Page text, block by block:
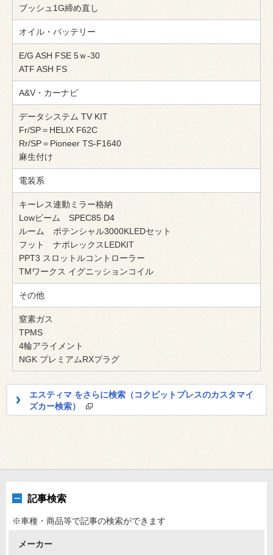
ブッシュ1G締め直し
オイル・バッテリー
E/G ASH FSE 5ｗ-30
ATF ASH FS
A&V・カーナビ
データシステム TV KIT
Fr/SP＝HELIX F62C
Rr/SP＝Pioneer TS-F1640
麻生付け
電装系
キーレス連動ミラー格納
Lowビーム SPEC85 D4
ルーム ポテンシャル3000KLEDセット
フット ナポレックスLEDKIT
PPT3 スロットルコントローラー
TMワークス イグニッションコイル
その他
窒素ガス
TPMS
4輪アライメント
NGK プレミアムRXプラグ
エスティマ をさらに検索（コクピットプレスのカスタマイ
ズカー検索）
記事検索
※車種・商品等で記事の検索ができます
メーカー